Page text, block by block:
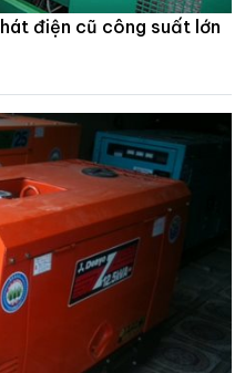
điện cũ công suất lớn